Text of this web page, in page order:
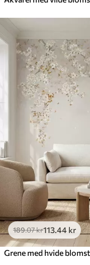
189.07kr113.44 kr